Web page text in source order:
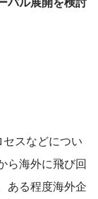
スなどについ
ら海外に飛び回
ある程度海外企